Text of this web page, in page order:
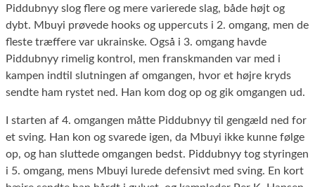
Piddubnyy slog flere og mere varierede slag, både højt og
dybt. Mbuyi prøvede hooks og uppercuts i 2. omgang, men de
fleste træffere var ukrainske. Også i 3. omgang havde
Piddubnyy rimelig kontrol, men franskmanden var med i
kampen indtil slutningen af omgangen, hvor et højre kryds
sendte ham rystet ned. Han kom dog op og gik omgangen ud.
I starten af 4. omgangen måtte Piddubnyy til gengæld ned for
et sving. Han kon og svarede igen, da Mbuyi ikke kunne følge
op, og han sluttede omgangen bedst. Piddubnyy tog styringen
i 5. omgang, mens Mbuyi lurede defensivt med sving. En kort